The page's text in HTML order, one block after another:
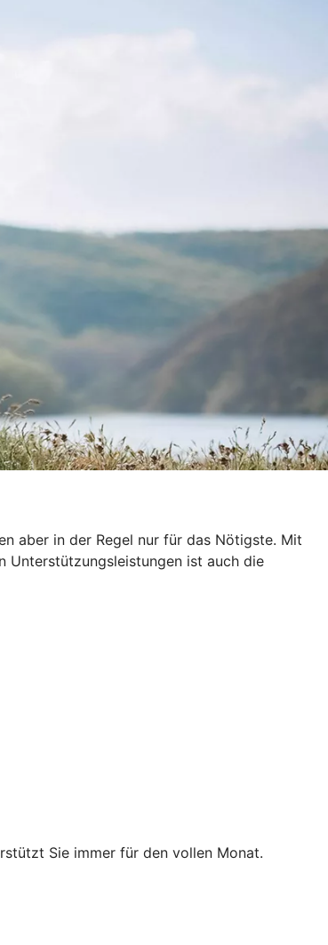
aber in der Regel nur für das Nötigste. Mit
Unterstützungsleistungen ist auch die
Sie immer für den vollen Monat.